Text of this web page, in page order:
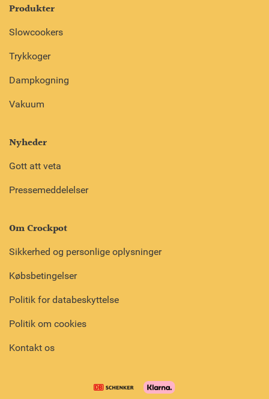
Produkter
Slowcookers
Trykkoger
Dampkogning
Vakuum
Nyheder
Gott att veta
Pressemeddelelser
Om Crockpot
Sikkerhed og personlige oplysninger
Købsbetingelser
Politik for databeskyttelse
Politik om cookies
Kontakt os